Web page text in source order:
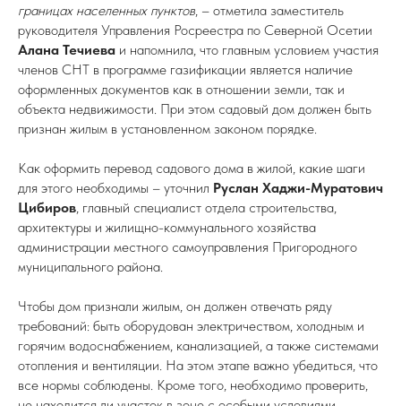
границах населенных пунктов, – отметила заместитель
руководителя Управления Росреестра по Северной Осетии
Алана Течиева и напомнила, что главным условием участия
членов СНТ в программе газификации является наличие
оформленных документов как в отношении земли, так и
объекта недвижимости. При этом садовый дом должен быть
признан жилым в установленном законом порядке.
Как оформить перевод садового дома в жилой, какие шаги
для этого необходимы – уточнил Руслан Хаджи-Муратович
Цибиров, главный специалист отдела строительства,
архитектуры и жилищно-коммунального хозяйства
администрации местного самоуправления Пригородного
муниципального района.
Чтобы дом признали жилым, он должен отвечать ряду
требований: быть оборудован электричеством, холодным и
горячим водоснабжением, канализацией, а также системами
отопления и вентиляции. На этом этапе важно убедиться, что
все нормы соблюдены. Кроме того, необходимо проверить,